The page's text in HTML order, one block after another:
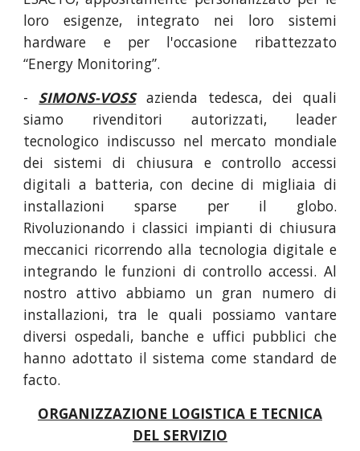
loro esigenze, integrato nei loro sistemi
hardware e per l'occasione ribattezzato
“Energy Monitoring”.
- SIMONS-VOSS azienda tedesca, dei quali
siamo rivenditori autorizzati, leader
tecnologico indiscusso nel mercato mondiale
dei sistemi di chiusura e controllo accessi
digitali a batteria, con decine di migliaia di
installazioni sparse per il globo.
Rivoluzionando i classici impianti di chiusura
meccanici ricorrendo alla tecnologia digitale e
integrando le funzioni di controllo accessi. Al
nostro attivo abbiamo un gran numero di
installazioni, tra le quali possiamo vantare
diversi ospedali, banche e uffici pubblici che
hanno adottato il sistema come standard de
facto.
ORGANIZZAZIONE LOGISTICA E TECNICA
DEL SERVIZIO